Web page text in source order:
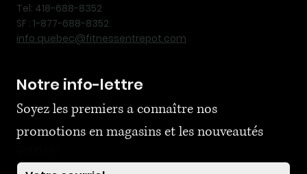
Tel: 418-688-8352
SF : 1-877-688-8352
info.quebec@fitnessentrepot.com
Notre info-lettre
Soyez les premiers a connaître nos
promotions en magasins et les nouveautés